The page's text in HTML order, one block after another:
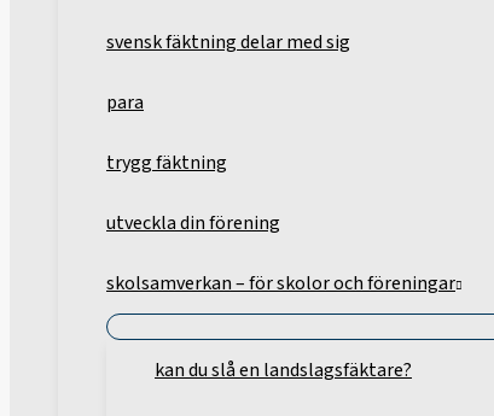
svensk fäktning delar med sig
para
trygg fäktning
utveckla din förening
skolsamverkan – för skolor och föreningar
kan du slå en landslagsfäktare?